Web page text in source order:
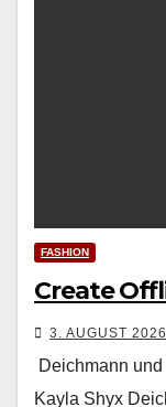
FASHION
Create
3. AUGUST 2026
Deichmann
Kayla Shyx